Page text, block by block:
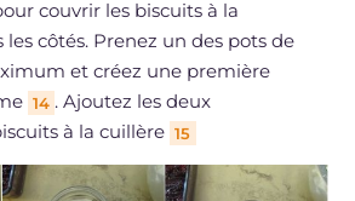
couvrir les biscuits à la
côtés. Prenez un des pots de
et créez une première
14 . Ajoutez les deux
à la cuillère 15